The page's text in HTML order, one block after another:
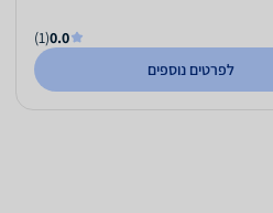
0.0
(1)
לפרטים נוספים